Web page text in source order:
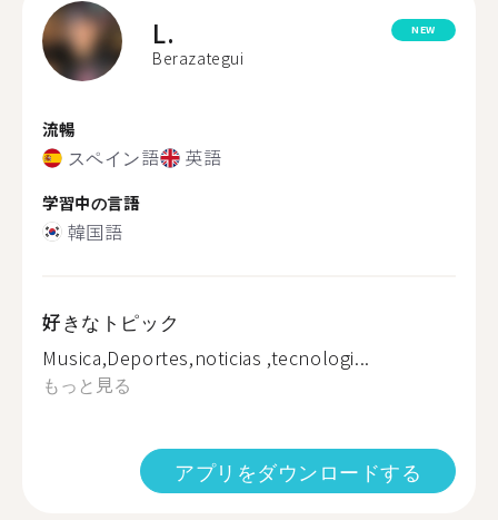
L.
Berazategui
NEW
流暢
スペイン語 英語
学習中の言語
韓国語
好きなトピック
Musica,Deportes,noticias ,tecnologi...
もっと見る
アプリをダウンロードする